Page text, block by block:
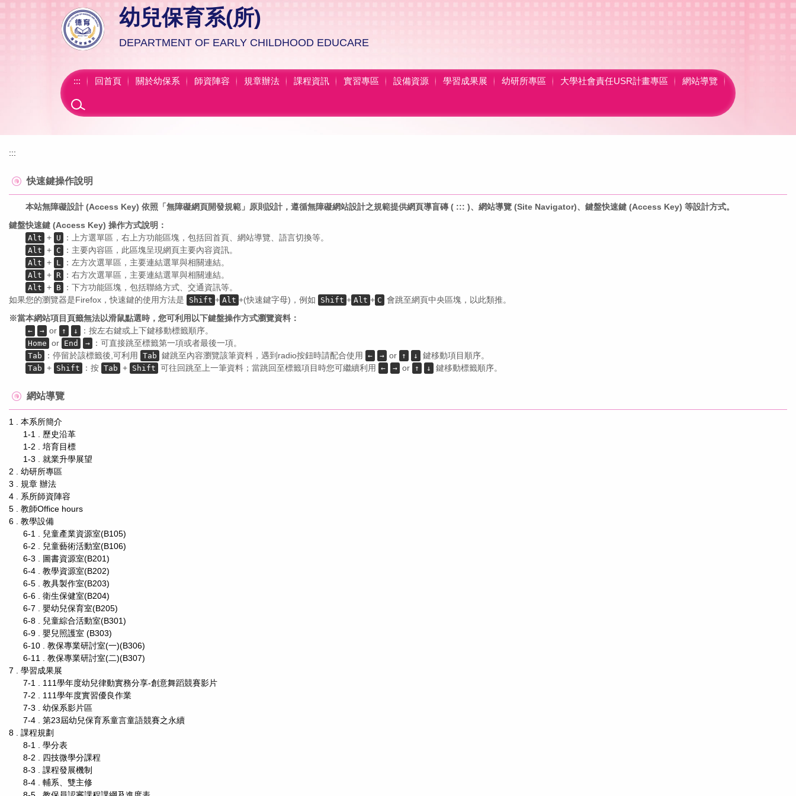
幼兒保育系(所)
DEPARTMENT OF EARLY CHILDHOOD EDUCARE
::: 回首頁 關於幼保系 師資陣容 規章辦法 課程資訊 實習專區 設備資源 學習成果展 幼研所專區 大學社會責任USR計畫專區 網站導覽
:::
快速鍵操作說明
本站無障礙設計 (Access Key) 依照「無障礙網頁開發規範」原則設計，遵循無障礙網站設計之規範提供網頁導盲磚 ( ::: )、網站導覽 (Site Navigator)、鍵盤快速鍵 (Access Key) 等設計方式。
鍵盤快速鍵 (Access Key) 操作方式說明：
Alt + U ：上方選單區，右上方功能區塊，包括回首頁、網站導覽、語言切換等。
Alt + C ：主要內容區，此區塊呈現網頁主要內容資訊。
Alt + L ：左方次選單區，主要連結選單與相關連結。
Alt + R ：右方次選單區，主要連結選單與相關連結。
Alt + B
：下方功能區塊，包括聯絡方式、交通資訊等。
如果您的瀏覽器是Firefox，快速鍵的使用方法是
Shift + Alt +(快速鍵字母)，例如 Shift + Alt + C 會跳至網頁中央區塊，以此類推。
※當本網站項目頁籤無法以滑鼠點選時，您可利用以下鍵盤操作方式瀏覽資料：
← → or ↑ ↓ ：按左右鍵或上下鍵移動標籤順序。
Home or End → ：可直接跳至標籤第一項或者最後一項。
Tab ：停留於該標籤後,可利用 Tab 鍵跳至內容瀏覽該筆資料，遇到radio按鈕時請配合使用 ← → or ↑ ↓ 鍵移動項目順序。
Tab + Shift ：按 Tab + Shift 可往回跳至上一筆資料；當跳回至標籤項目時您可繼續利用 ← → or ↑ ↓ 鍵移動標籤順序。
網站導覽
1 . 本系所簡介
1-1 . 歷史沿革
1-2 . 培育目標
1-3 . 就業升學展望
2 . 幼研所專區
3 . 規章 辦法
4 . 系所師資陣容
5 . 教師Office hours
6 . 教學設備
6-1 . 兒童產業資源室(B105)
6-2 . 兒童藝術活動室(B106)
6-3 . 圖書資源室(B201)
6-4 . 教學資源室(B202)
6-5 . 教具製作室(B203)
6-6 . 衛生保健室(B204)
6-7 . 嬰幼兒保育室(B205)
6-8 . 兒童綜合活動室(B301)
6-9 . 嬰兒照護室 (B303)
6-10 . 教保專業研討室(一)(B306)
6-11 . 教保專業研討室(二)(B307)
7 . 學習成果展
7-1 . 111學年度幼兒律動實務分享-創意舞蹈競賽影片
7-2 . 111學年度實習優良作業
7-3 . 幼保系影片區
7-4 . 第23屆幼兒保育系童言童語競賽之永續
8 . 課程規劃
8-1 . 學分表
8-2 . 四技微學分課程
8-3 . 課程發展機制
8-4 . 輔系、雙主修